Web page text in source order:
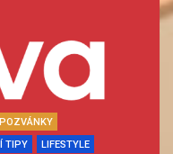
TIPY LIFESTYLE